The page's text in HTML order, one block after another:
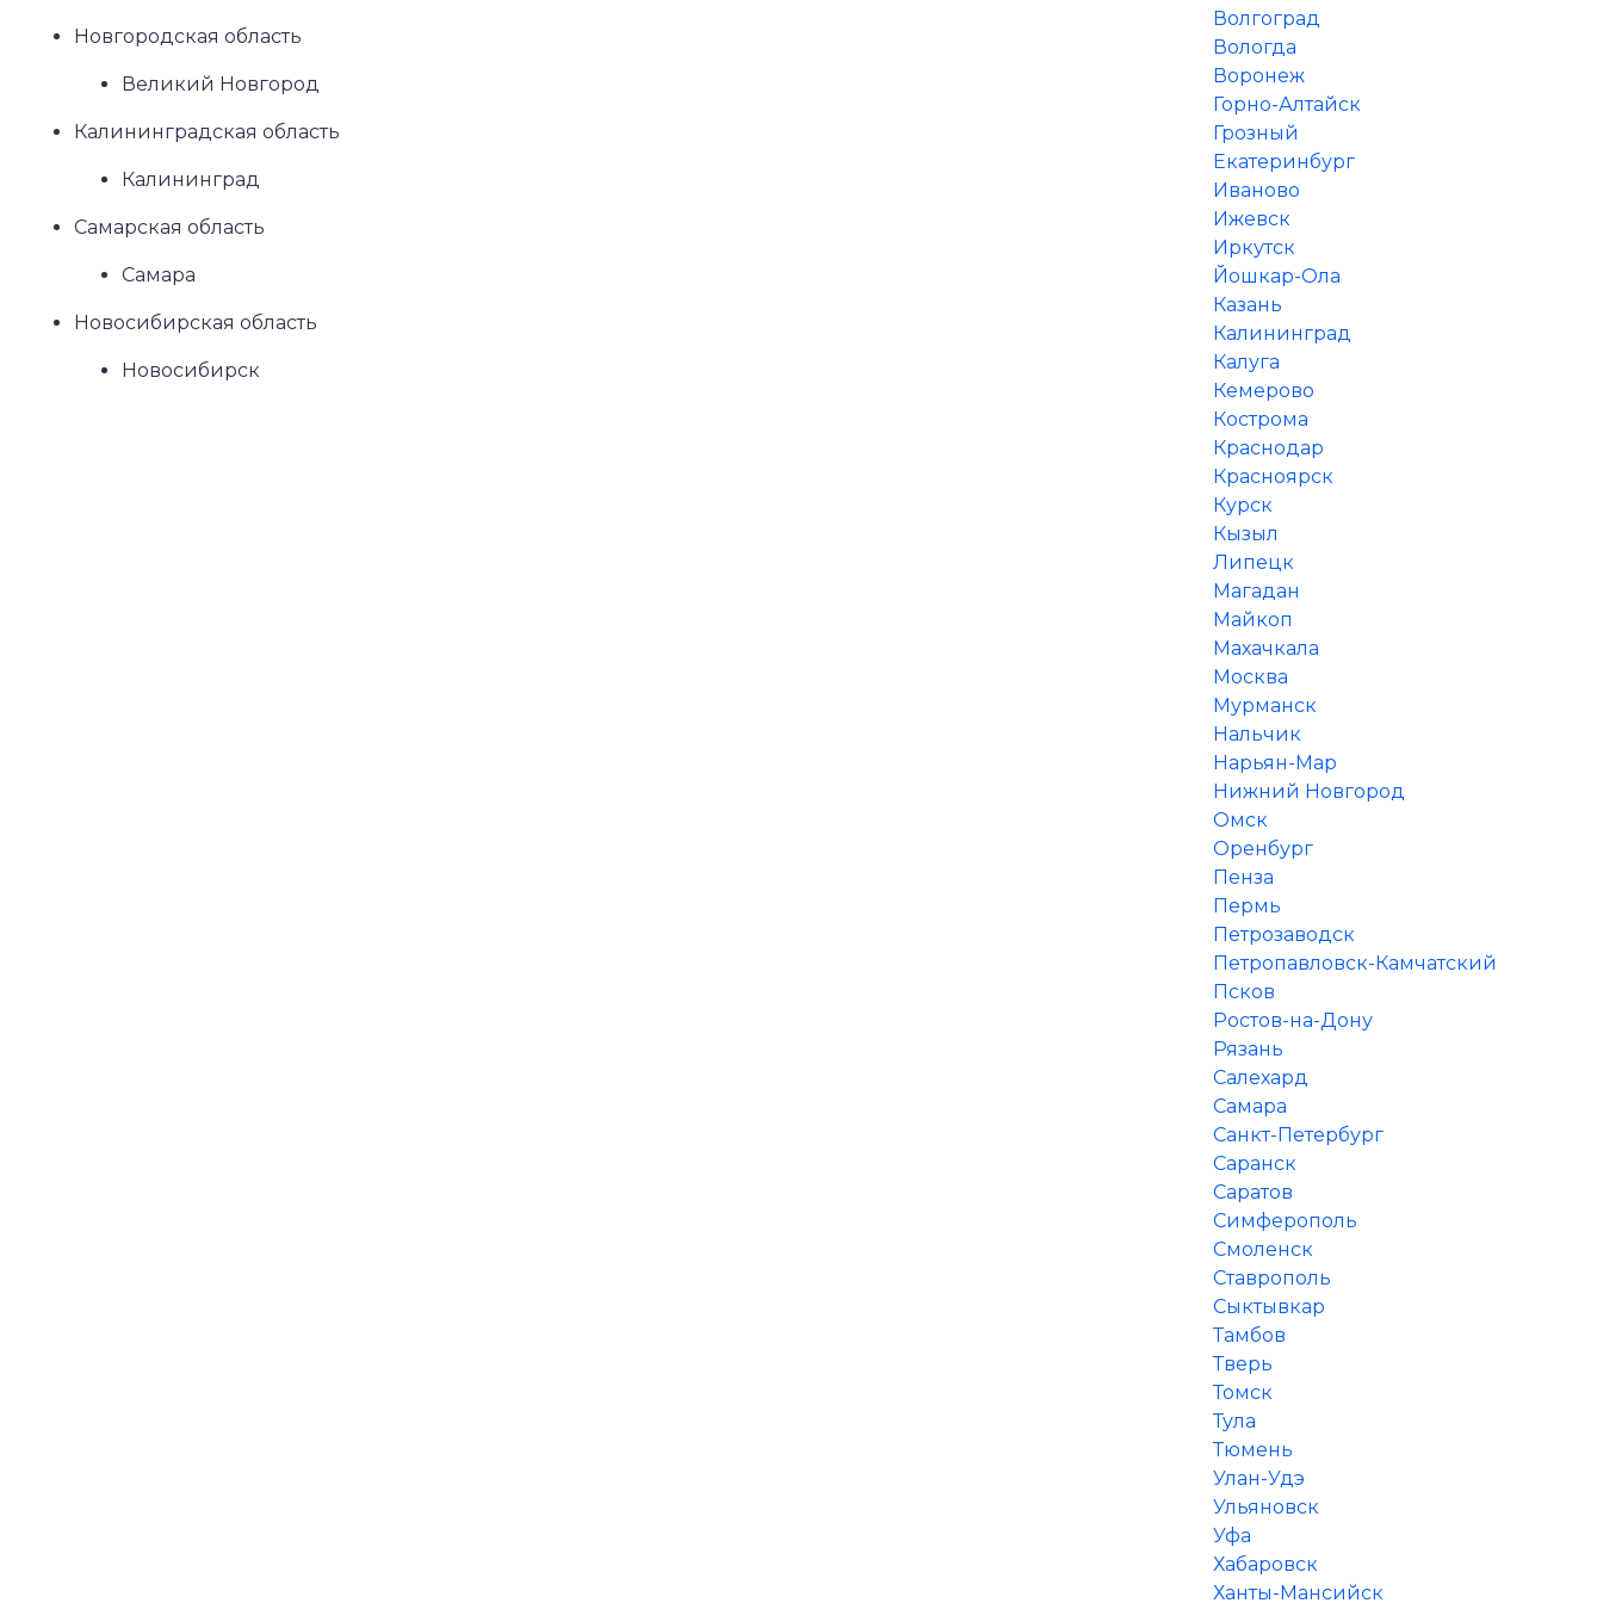
Новгородская область
Великий Новгород
Калининградская область
Калининград
Самарская область
Самара
Новосибирская область
Новосибирск
Волгоград
Вологда
Воронеж
Горно-Алтайск
Грозный
Екатеринбург
Иваново
Ижевск
Иркутск
Йошкар-Ола
Казань
Калининград
Калуга
Кемерово
Кострома
Краснодар
Красноярск
Курск
Кызыл
Липецк
Магадан
Майкоп
Махачкала
Москва
Мурманск
Нальчик
Нарьян-Мар
Нижний Новгород
Омск
Оренбург
Пенза
Пермь
Петрозаводск
Петропавловск-Камчатский
Псков
Ростов-на-Дону
Рязань
Салехард
Самара
Санкт-Петербург
Саранск
Саратов
Симферополь
Смоленск
Ставрополь
Сыктывкар
Тамбов
Тверь
Томск
Тула
Тюмень
Улан-Удэ
Ульяновск
Уфа
Хабаровск
Ханты-Мансийск